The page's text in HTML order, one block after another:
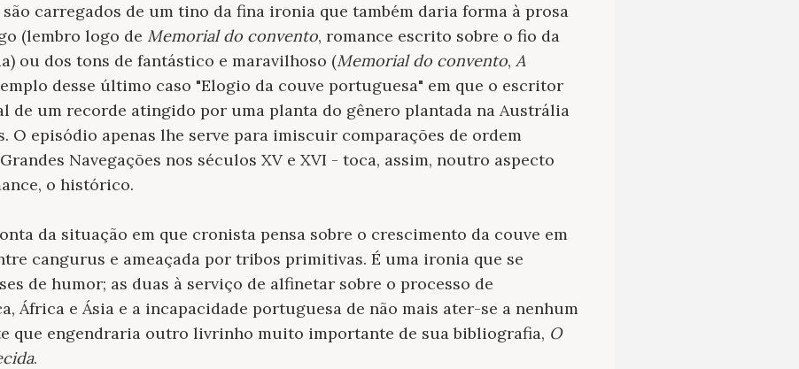
são carregados de um tino da fina ironia que também daria forma à prosa
(lembro logo de Memorial do convento, romance escrito sobre o fio da
ou dos tons de fantástico e maravilhoso (Memorial do convento, A
desse último caso "Elogio da couve portuguesa" em que o escritor
de um recorde atingido por uma planta do gênero plantada na Austrália
O episódio apenas lhe serve para imiscuir comparações de ordem
Navegações nos séculos XV e XVI - toca, assim, noutro aspecto
o histórico.
da situação em que cronista pensa sobre o crescimento da couve em
cangurus e ameaçada por tribos primitivas. É uma ironia que se
de humor; as duas à serviço de alfinetar sobre o processo de
África e Ásia e a incapacidade portuguesa de não mais ater-se a nenhum
que engendraria outro livrinho muito importante de sua bibliografia, O
.